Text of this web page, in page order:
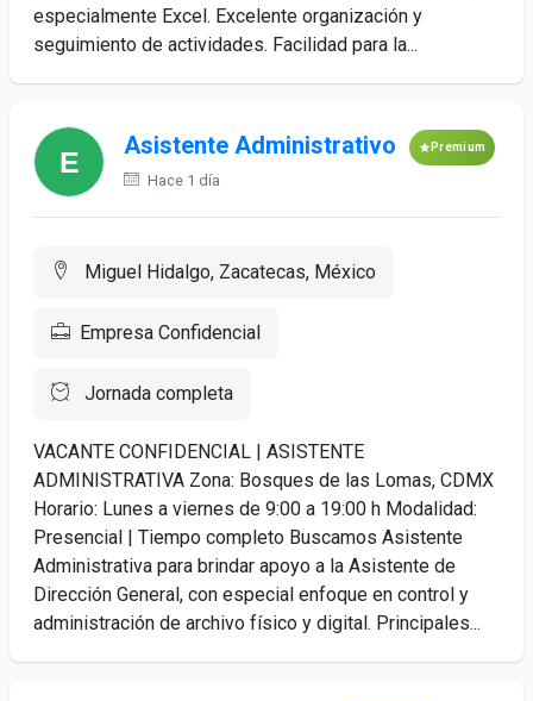
especialmente Excel. Excelente organización y
seguimiento de actividades. Facilidad para la...
Asistente Administrativo Premium
Hace 1 día
Miguel Hidalgo, Zacatecas, México
Empresa Confidencial
Jornada completa
VACANTE CONFIDENCIAL | ASISTENTE
ADMINISTRATIVA Zona: Bosques de las Lomas, CDMX
Horario: Lunes a viernes de 9:00 a 19:00 h Modalidad:
Presencial | Tiempo completo Buscamos Asistente
Administrativa para brindar apoyo a la Asistente de
Dirección General, con especial enfoque en control y
administración de archivo físico y digital. Principales...